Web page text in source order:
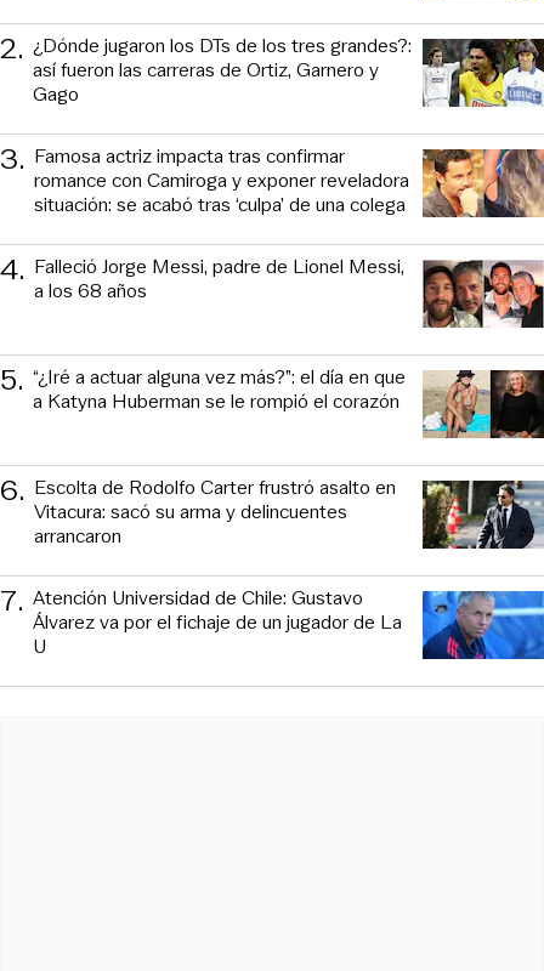
2. ¿Dónde jugaron los DTs de los tres grandes?:
así fueron las carreras de Ortiz, Garnero y
Gago
3. Famosa actriz impacta tras confirmar
romance con Camiroga y exponer reveladora
situación: se acabó tras ‘culpa’ de una colega
4. Falleció Jorge Messi, padre de Lionel Messi,
a los 68 años
5. “¿Iré a actuar alguna vez más?”: el día en que
a Katyna Huberman se le rompió el corazón
6. Escolta de Rodolfo Carter frustró asalto en
Vitacura: sacó su arma y delincuentes
arrancaron
7. Atención Universidad de Chile: Gustavo
Álvarez va por el fichaje de un jugador de La
U